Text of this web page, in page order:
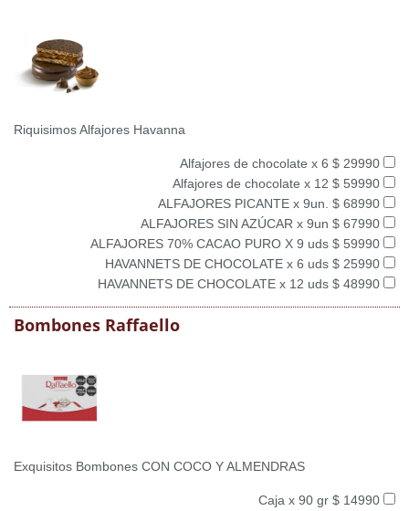
Riquisimos Alfajores Havanna
Alfajores de chocolate x 6 $ 29990
Alfajores de chocolate x 12 $ 59990
ALFAJORES PICANTE x 9un. $ 68990
ALFAJORES SIN AZÚCAR x 9un $ 67990
ALFAJORES 70% CACAO PURO X 9 uds $ 59990
HAVANNETS DE CHOCOLATE x 6 uds $ 25990
HAVANNETS DE CHOCOLATE x 12 uds $ 48990
Bombones Raffaello
Exquisitos Bombones CON COCO Y ALMENDRAS
Caja x 90 gr $ 14990